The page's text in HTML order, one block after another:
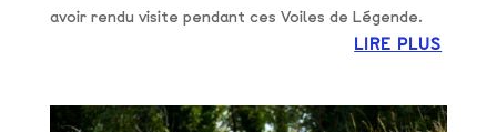
avoir rendu visite pendant ces Voiles de Légende.
LIRE PLUS